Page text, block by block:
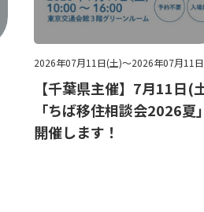
2026年07月11日(土)～2026年07月11
【千葉県主催】7月11日(
「ちば移住相談会2026夏
開催します！